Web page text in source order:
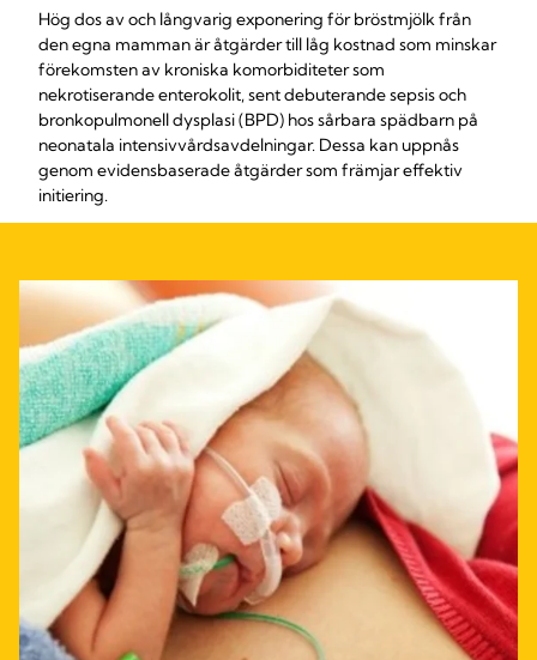
Hög dos av och långvarig exponering för bröstmjölk från
den egna mamman är åtgärder till låg kostnad som minskar
förekomsten av kroniska komorbiditeter som
nekrotiserande enterokolit, sent debuterande sepsis och
bronkopulmonell dysplasi (BPD) hos sårbara spädbarn på
neonatala intensivvårdsavdelningar. Dessa kan uppnås
genom evidensbaserade åtgärder som främjar effektiv
initiering.